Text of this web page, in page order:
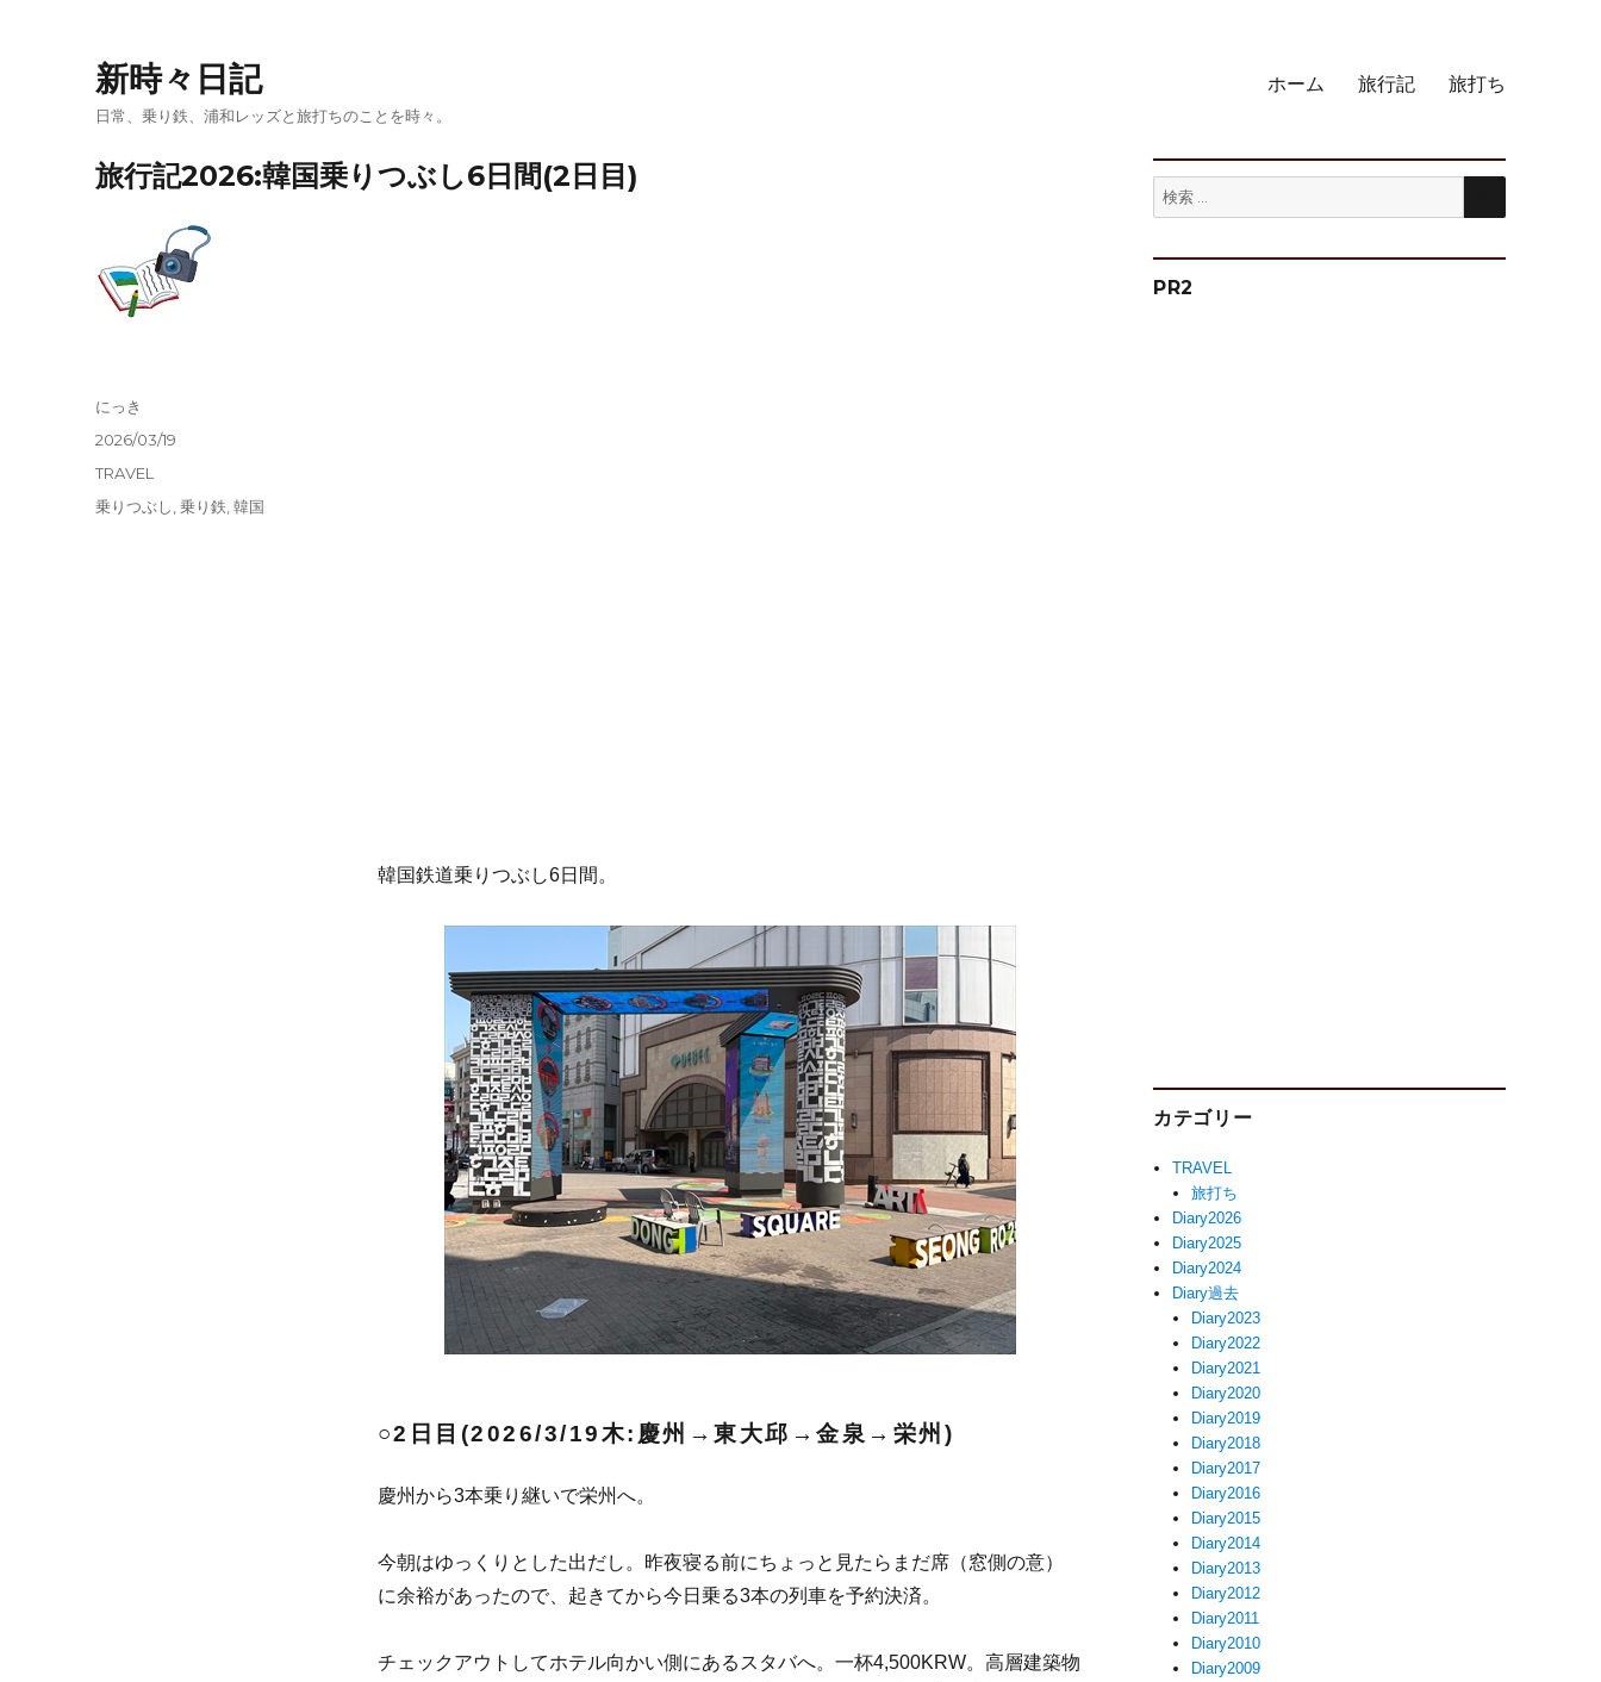
新時々日記
日常、乗り鉄、浦和レッズと旅打ちのことを時々。
ホーム 旅行記 旅打ち
旅行記2026:韓国乗りつぶし6日間(2日目)
韓国鉄道乗りつぶし6日間。
○2日目(2026/3/19木:慶州→東大邱→金泉→栄州)
慶州から3本乗り継いで栄州へ。
今朝はゆっくりとした出だし。昨夜寝る前にちょっと見たらまだ席（窓側の意）
に余裕があったので、起きてから今日乗る3本の列車を予約決済。
チェックアウトしてホテル向かい側にあるスタバへ。一杯4,500KRW。高層建築物
投
にっき
投
2026/03/19
カ
テ
TRAVEL
タ
乗りつぶし ,乗り鉄 ,韓国
検
索:
検
PR2
カテゴリー
TRAVEL
旅打ち
Diary2026
Diary2025
Diary2024
Diary過去
Diary2023
Diary2022
Diary2021
Diary2020
Diary2019
Diary2018
Diary2017
Diary2016
Diary2015
Diary2014
Diary2013
Diary2012
Diary2011
Diary2010
Diary2009